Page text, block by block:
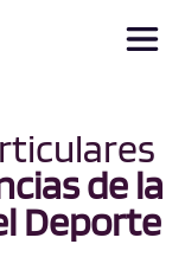
de la
Deporte